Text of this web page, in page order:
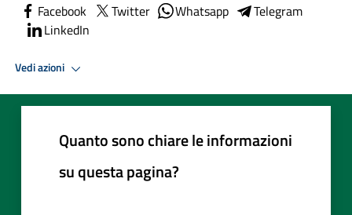
Facebook Twitter Whatsapp
Telegram
LinkedIn
Vedi azioni
Quanto sono chiare le informazioni
su questa pagina?